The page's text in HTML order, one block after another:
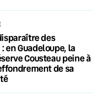
des
en Guadeloupe, la
Cousteau peine à
de sa